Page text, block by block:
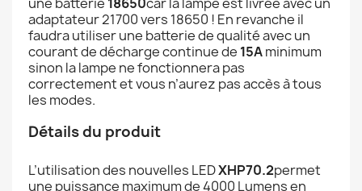
adaptateur 21700 vers 18650 ! En revanche il
faudra utiliser une batterie de qualité avec un
courant de décharge continue de 15Aminimum
sinon la lampe ne fonctionnera pas
correctement et vous n’aurez pas accès à tous
les modes.
Détails du produit
L’utilisation des nouvelles LEDXHP70.2permet
une puissance maximum de 4000 Lumens en